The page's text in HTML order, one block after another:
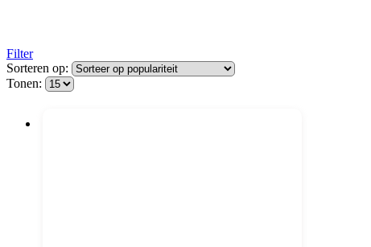
Filter
Sorteren op:
Tonen: